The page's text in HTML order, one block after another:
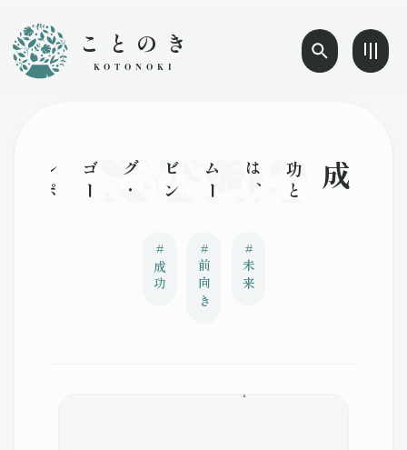
ことのき
KOTONOKI
成功
と
は
、
ム
ー
ビ
ン
グ
・
ゴ
ー
ル
ポ
ス
ト
の
よ
う
な
もの
。
そ
の
瞬
間
を
祝
い
、
そ
の
先
に
目
を
向け
、
ど
う
す
れ
ば
前
よ
り
も
改
善
で
き
る
か
を
考
え
る
こ
#
成功
#
前向き
#
未来